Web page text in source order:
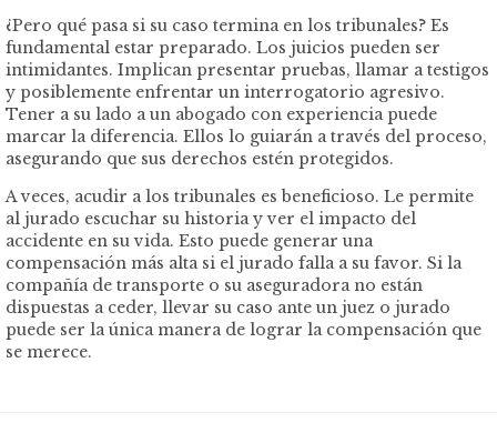
¿Pero qué pasa si su caso termina en los tribunales? Es
fundamental estar preparado. Los juicios pueden ser
intimidantes. Implican presentar pruebas, llamar a testigos
y posiblemente enfrentar un interrogatorio agresivo.
Tener a su lado a un abogado con experiencia puede
marcar la diferencia. Ellos lo guiarán a través del proceso,
asegurando que sus derechos estén protegidos.
A veces, acudir a los tribunales es beneficioso. Le permite
al jurado escuchar su historia y ver el impacto del
accidente en su vida. Esto puede generar una
compensación más alta si el jurado falla a su favor. Si la
compañía de transporte o su aseguradora no están
dispuestas a ceder, llevar su caso ante un juez o jurado
puede ser la única manera de lograr la compensación que
se merece.